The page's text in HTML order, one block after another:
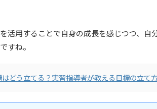
活用することで自身の成長を感じつつ、自
すね。
どう立てる？実習指導者が教える目標の立て